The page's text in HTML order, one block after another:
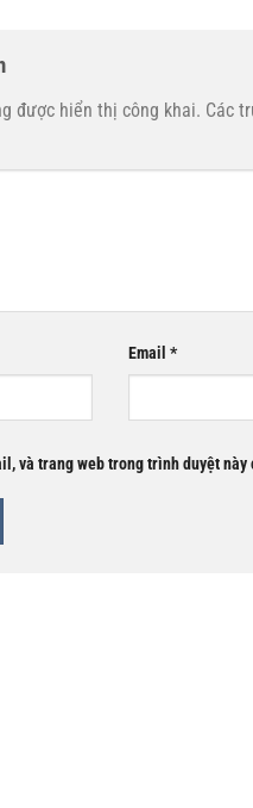
được hiển thị công khai. Các
Email *
và trang web trong trình duyệt